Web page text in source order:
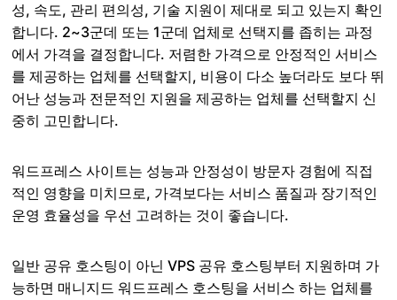
성, 속도, 관리 편의성, 기술 지원이 제대로 되고 있는지 확인
합니다. 2~3군데 또는 1군데 업체로 선택지를 좁히는 과정
에서 가격을 결정합니다. 저렴한 가격으로 안정적인 서비스
를 제공하는 업체를 선택할지, 비용이 다소 높더라도 보다 뛰
어난 성능과 전문적인 지원을 제공하는 업체를 선택할지 신
중히 고민합니다.
워드프레스 사이트는 성능과 안정성이 방문자 경험에 직접
적인 영향을 미치므로, 가격보다는 서비스 품질과 장기적인
운영 효율성을 우선 고려하는 것이 좋습니다.
일반 공유 호스팅이 아닌 VPS 공유 호스팅부터 지원하며 가
능하면 매니지드 워드프레스 호스팅을 서비스 하는 업체를